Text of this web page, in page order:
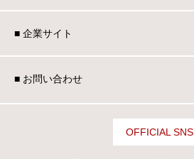
■ 企業サイト
■ お問い合わせ
OFFICIAL SNS